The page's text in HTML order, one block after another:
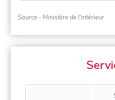
Source - Ministère de l'intérieur